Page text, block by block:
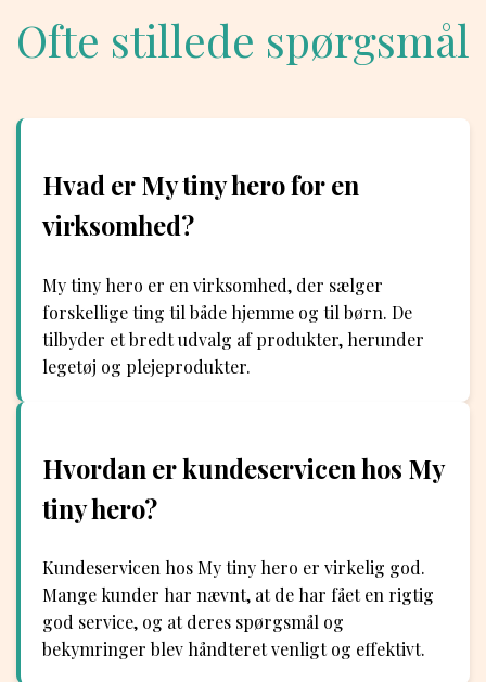
Ofte stillede spørgsmål
Hvad er My tiny hero for en
virksomhed?
My tiny hero er en virksomhed, der sælger
forskellige ting til både hjemme og til børn. De
tilbyder et bredt udvalg af produkter, herunder
legetøj og plejeprodukter.
Hvordan er kundeservicen hos My
tiny hero?
Kundeservicen hos My tiny hero er virkelig god.
Mange kunder har nævnt, at de har fået en rigtig
god service, og at deres spørgsmål og
bekymringer blev håndteret venligt og effektivt.